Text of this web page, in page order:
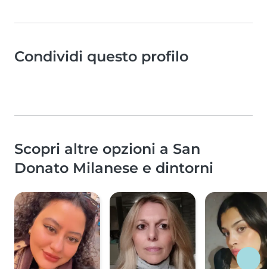
Condividi questo profilo
Scopri altre opzioni a San
Donato Milanese e dintorni